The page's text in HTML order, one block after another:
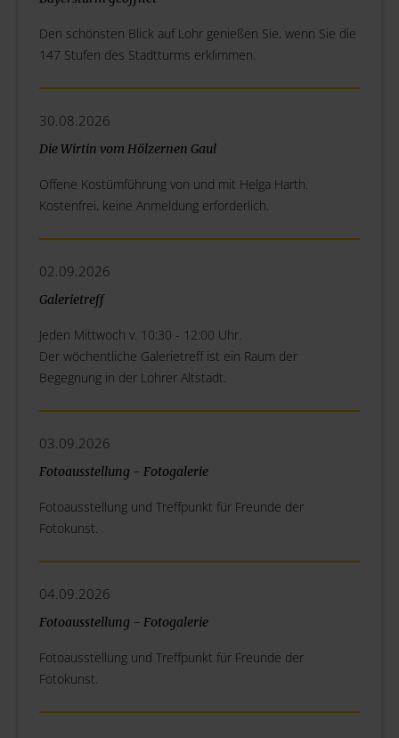
Den schönsten Blick auf Lohr genießen Sie, wenn Sie die
147 Stufen des Stadtturms erklimmen.
30.08.2026
Die Wirtin vom Hölzernen Gaul
Offene Kostümführung von und mit Helga Harth.
Kostenfrei, keine Anmeldung erforderlich.
02.09.2026
Galerietreff
Jeden Mittwoch v. 10:30 - 12:00 Uhr.
Der wöchentliche Galerietreff ist ein Raum der
Begegnung in der Lohrer Altstadt.
03.09.2026
Fotoausstellung - Fotogalerie
Fotoausstellung und Treffpunkt für Freunde der
Fotokunst.
04.09.2026
Fotoausstellung - Fotogalerie
Fotoausstellung und Treffpunkt für Freunde der
Fotokunst.